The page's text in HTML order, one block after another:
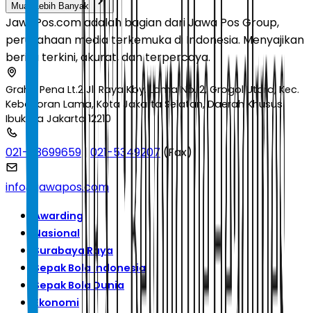
Muat Lebih Banyak
JawaPos.com adalah bagian dari Jawa Pos Group,
perusahaan media terkemuka di Indonesia. Menyajikan
berita terkini, akurat, dan terpercaya.
Graha Pena Lt.2 Jl. Raya Kby. Lama No.12, Grogol Utara, Kec.
Kebayoran Lama, Kota Jakarta Selatan, Daerah Khusus
Ibukota Jakarta 12210
021-53699659| 021-5349207 (Fax)
info@jawapos.com
Awarding
Nasional
Surabaya Raya
Sepak Bola Indonesia
Sepak Bola Dunia
Ekonomi